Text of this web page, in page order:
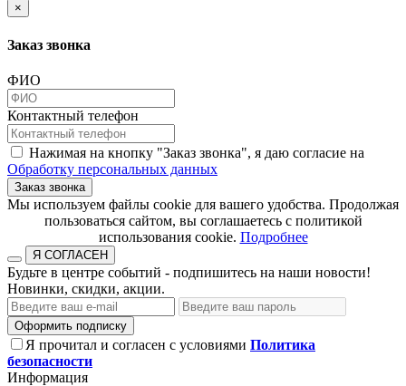
×
Заказ звонка
ФИО
Контактный телефон
Нажимая на кнопку "Заказ звонка", я даю согласие на
Обработку персональных данных
Заказ звонка
​​​​​​​Мы используем файлы cookie для вашего удобства. Продолжая
пользоваться сайтом, вы соглашаетесь с политикой
использования cookie.​​​​​​​ Подробнее
Я СОГЛАСЕН
Будьте в центре событий - подпишитесь на наши новости!
Новинки, скидки, акции.
Оформить подписку
Я прочитал и согласен с условиями Политика
безопасности
Информация